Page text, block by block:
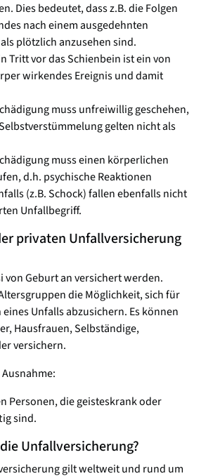
Dies bedeutet, dass z.B. die Folgen
nach einem ausgedehnten
plötzlich anzusehen sind.
Tritt vor das Schienbein ist ein von
wirkendes Ereignis und damit
muss unfreiwillig geschehen,
gelten nicht als
muss einen körperlichen
d.h. psychische Reaktionen
(z.B. Schock) fallen ebenfalls nicht
Unfallbegriff.
privaten Unfallversicherung
Geburt an versichert werden.
die Möglichkeit, sich für
Unfalls abzusichern. Es können
Hausfrauen, Selbständige,
versichern.
Personen, die geisteskrank oder
sind.
Unfallversicherung?
gilt weltweit und rund um